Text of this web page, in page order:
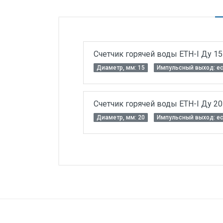
Программное обеспечение
Универсальное
Теплообменное оборудование
Теплообменники ТТАИ
Cчетчик горячей воды ETH-I Ду 15
Диаметр, мм: 15 Импульсный выход:
Cчетчик горячей воды ETH-I Ду 20
Диаметр, мм: 20 Импульсный выход: